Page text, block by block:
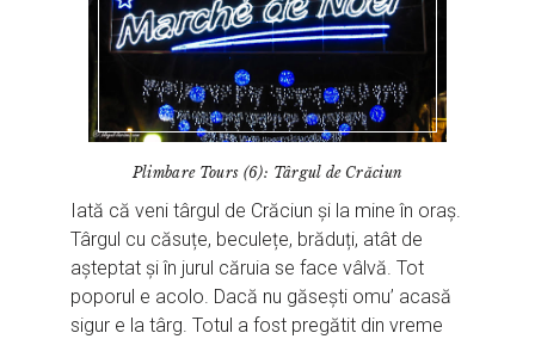
Plimbare Tours (6): Târgul de Crăciun
Iată că veni târgul de Crăciun și la mine în oraș.
Târgul cu căsuțe, beculețe, brăduți, atât de
așteptat și în jurul căruia se face vâlvă. Tot
poporul e acolo. Dacă nu găsești omu’ acasă
sigur e la târg. Totul a fost pregătit din vreme